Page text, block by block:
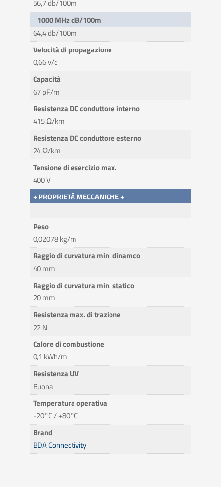
56,7 db/100m
1000 MHz dB/100m
64,4 db/100m
Velocità di propagazione
0,66 v/c
Capacità
67 pF/m
Resistenza DC conduttore interno
415 Ω/km
Resistenza DC conduttore esterno
24 Ω/km
Tensione di esercizio max.
400 V
+ PROPRIETÁ MECCANICHE +
Peso
0,02078 kg/m
Raggio di curvatura min. dinamco
40 mm
Raggio di curvatura min. statico
20 mm
Resistenza max. di trazione
22 N
Calore di combustione
0,1 kWh/m
Resistenza UV
Buona
Temperatura operativa
-20°C / +80°C
Brand
BDA Connectivity